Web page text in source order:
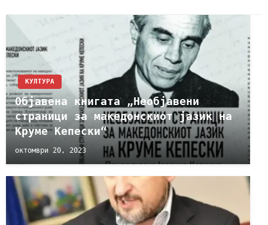
КУЛТУРА
Објавена книгата „Необјавени
страници за македонскиот јазик на
Круме Кепески“
октомври 20, 2023